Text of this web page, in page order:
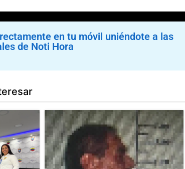
en tu móvil uniéndote a las
de Noti Hora